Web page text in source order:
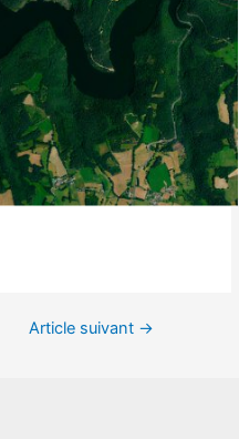
Article suivant →